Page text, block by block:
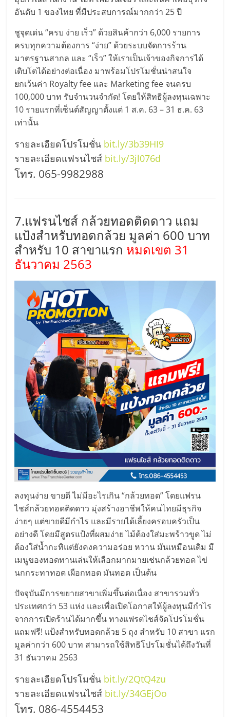
อันดับ 1 ของไทย ที่มีประสบการณ์มากกว่า 25 ปี
ชูจุดเด่น “ครบ ง่าย เร็ว” ด้วยสินค้ากว่า 6,000 รายการ
ครบทุกความต้องการ “ง่าย” ด้วยระบบจัดการร้าน
มาตรฐานสากล และ “เร็ว” ให้เราเป็นเจ้าของกิจการได้
เติบโตได้อย่างต่อเนื่อง มาพร้อมโปรโมชั่นน่าสนใจ
ยกเว้นค่า Royalty fee และ Marketing fee จนครบ
100,000 บาท รับจำนวนจำกัด! โดยให้สิทธิผู้ลงทุนเฉพาะ
10 รายแรกที่เซ็นต์สัญญาตั้งแต่ 1 ส.ค. 63 – 31 ธ.ค. 63
เท่านั้น
รายละเอียดโปรโมชั่น bit.ly/3b39HI9
รายละเอียดแฟรนไชส์ bit.ly/3jl076d
โทร. 065-9982988
7.แฟรนไชส์ กล้วยทอดติดดาว แถม
แป้งสำหรับทอดกล้วย มูลค่า 600 บาท
สำหรับ 10 สาขาแรก หมดเขต 31
ธันวาคม 2563
ลงทุนง่าย ขายดี ไม่มีอะไรเกิน “กล้วยทอด” โดยแฟรน
ไชส์กล้วยทอดติดดาว มุ่งสร้างอาชีพให้คนไทยมีธุรกิจ
ง่ายๆ แต่ขายดีมีกำไร และมีรายได้เลี้ยงครอบครัวเป็น
อย่างดี โดยมีสูตรแป้งที่ผสมง่าย ไม้ต้องใส่มะพร้าวขูด ไม่
ต้องใส่น้ำกะทิแต่ยังคงความอร่อย หวาน มันเหมือนเดิม มี
เมนูของทอดทานเล่นให้เลือกมากมายเช่นกล้วยทอด ไข่
นกกระทาทอด เผือกทอด มันทอด เป็นต้น
ปัจจุบันมีการขยายสาขาเพิ่มขึ้นต่อเนื่อง สาขารวมทั่ว
ประเทศกว่า 53 แห่ง และเพื่อเปิดโอกาสให้ผู้ลงทุนมีกำไร
จากการเปิดร้านได้มากขึ้น ทางแฟรตไชส์จัดโปรโมชั่น
แถมฟรี! แป้งสำหรับทอดกล้วย 5 ถุง สำหรับ 10 สาขา แรก
มูลค่ากว่า 600 บาท สามารถใช้สิทธิโปรโมชั่นได้ถึงวันที่
31 ธันวาคม 2563
รายละเอียดโปรโมชั่น bit.ly/2QtQ4zu
รายละเอียดแฟรนไชส์ bit.ly/34GEjOo
โทร. 086-4554453